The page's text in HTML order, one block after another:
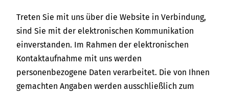
Treten Sie mit uns über die Website in Verbindung,
sind Sie mit der elektronischen Kommunikation
einverstanden. Im Rahmen der elektronischen
Kontaktaufnahme mit uns werden
personenbezogene Daten verarbeitet. Die von Ihnen
gemachten Angaben werden ausschließlich zum